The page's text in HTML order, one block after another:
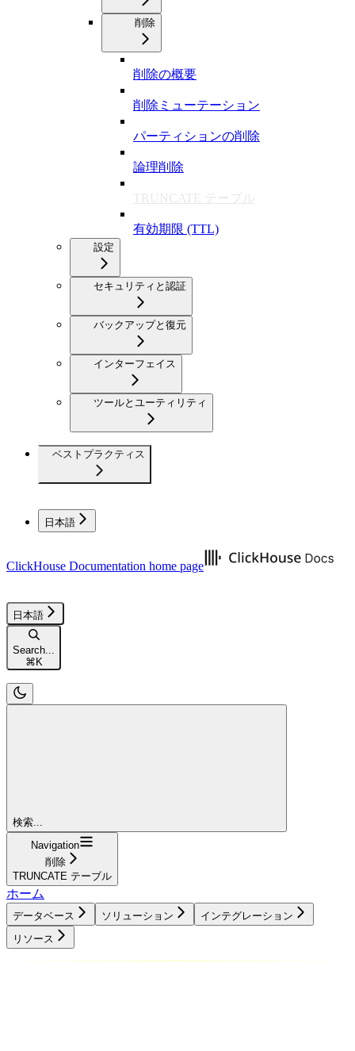
削除
削除の概要
削除ミューテーション
パーティションの削除
論理削除
TRUNCATE テーブル
有効期限 (TTL)
設定
セキュリティと認証
バックアップと復元
インターフェイス
ツールとユーティリティ
ベストプラクティス
日本語
ClickHouse Documentation home page
日本語
Search...
⌘ K
検索...
Navigation
削除
TRUNCATE テーブル
ホーム
データベース ソリューション
インテグレーション
リソース